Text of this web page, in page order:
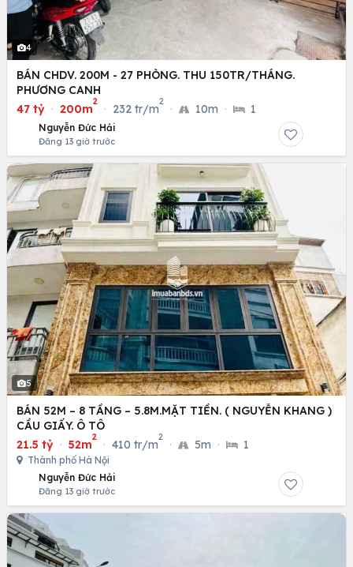
4
BÁN CHDV. 200M - 27 PHÒNG. THU 150TR/THÁNG.
PHƯƠNG CANH
47 tỷ · 200m
2
· 232 tr/m
2
· 10m · 1
Nguyễn Đức Hải
Đăng 13 giờ trước
5
BÁN 52M – 8 TẦNG – 5.8M.MẶT TIỀN. ( NGUYỄN KHANG )
CẦU GIẤY. Ô TÔ
21.5 tỷ · 52m
2
· 410 tr/m
2
· 5m · 1
Thành phố Hà Nội
Nguyễn Đức Hải
Đăng 13 giờ trước